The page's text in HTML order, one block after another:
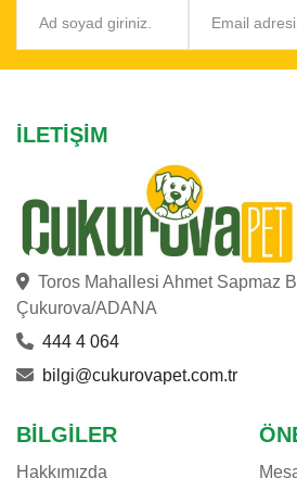
İLETIŞIM
Toros Mahallesi Ahmet Sapmaz
Çukurova/ADANA
444 4 064
bilgi@cukurovapet.com.tr
BILGILER
Hakkımızda